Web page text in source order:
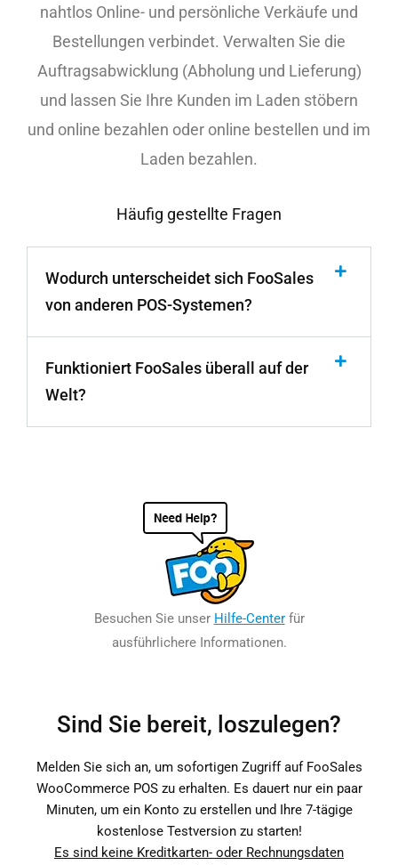
nahtlos Online- und persönliche Verkäufe und
Bestellungen verbindet. Verwalten Sie die
Auftragsabwicklung (Abholung und Lieferung)
und lassen Sie Ihre Kunden im Laden stöbern
und online bezahlen oder online bestellen und im
Laden bezahlen.
Häufig gestellte Fragen
Wodurch unterscheidet sich FooSales
von anderen POS-Systemen?
Funktioniert FooSales überall auf der
Welt?
Besuchen Sie unser Hilfe-Centerfür
ausführlichere Informationen.
Sind Sie bereit, loszulegen?
Melden Sie sich an, um sofortigen Zugriff auf FooSales
WooCommerce POS zu erhalten. Es dauert nur ein paar
Minuten, um ein Konto zu erstellen und Ihre 7-tägige
kostenlose Testversion zu starten!
Es sind keine Kreditkarten- oder Rechnungsdaten